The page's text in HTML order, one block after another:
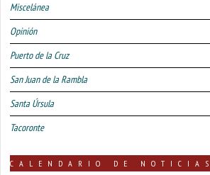
Miscelánea
Opinión
Puerto de la Cruz
San Juan de la Rambla
Santa Úrsula
Tacoronte
CALENDARIO DE NOTICIAS